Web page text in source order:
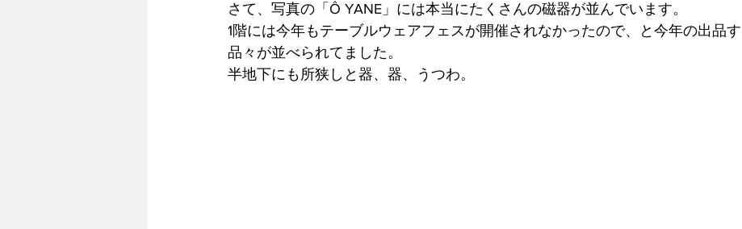
さて、写真の「Ô YANE」には本当にたくさんの磁器が並んでいます。
1階には今年もテーブルウェアフェスが開催されなかったので、と今年の出品
品々が並べられてました。
半地下にも所狭しと器、器、うつわ。